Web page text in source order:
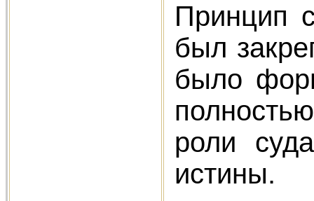
Принцип
был
было
роли
истины.